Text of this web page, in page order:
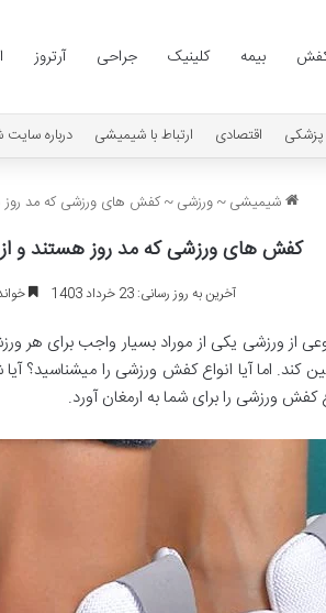
بیمه کلینیک جراحی آرتروز
اقتصادی ارتباط با شیمیشی درباره
شیمیشی ~ ورزشی ~ کفش های ورزشی که مد روز
کفش های ورزشی که مد روز هستند و
آخرین به روز رسانی: 23 خرداد 1403 خواندن
ورزشی یکی از موراد بسیار واجب برای هر
کند. اما آیا انواع کفش ورزشی را
ورزشی را برای شما به ارمغان آورد.